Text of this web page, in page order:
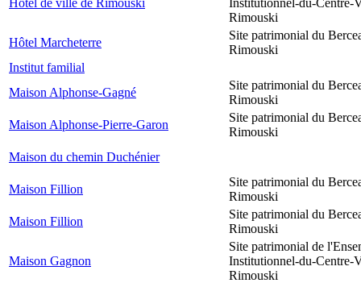
Hôtel de ville de Rimouski
Institutionnel-du-Centre-
Rimouski
Hôtel Marcheterre
Site patrimonial du
Rimouski
Institut familial
Maison Alphonse-Gagné
Site patrimonial du
Rimouski
Maison Alphonse-Pierre-Garon
Site patrimonial du
Rimouski
Maison du chemin Duchénier
Maison Fillion
Site patrimonial du
Rimouski
Maison Fillion
Site patrimonial du
Rimouski
Maison Gagnon
Site patrimonial de
Institutionnel-du-Centre-
Rimouski